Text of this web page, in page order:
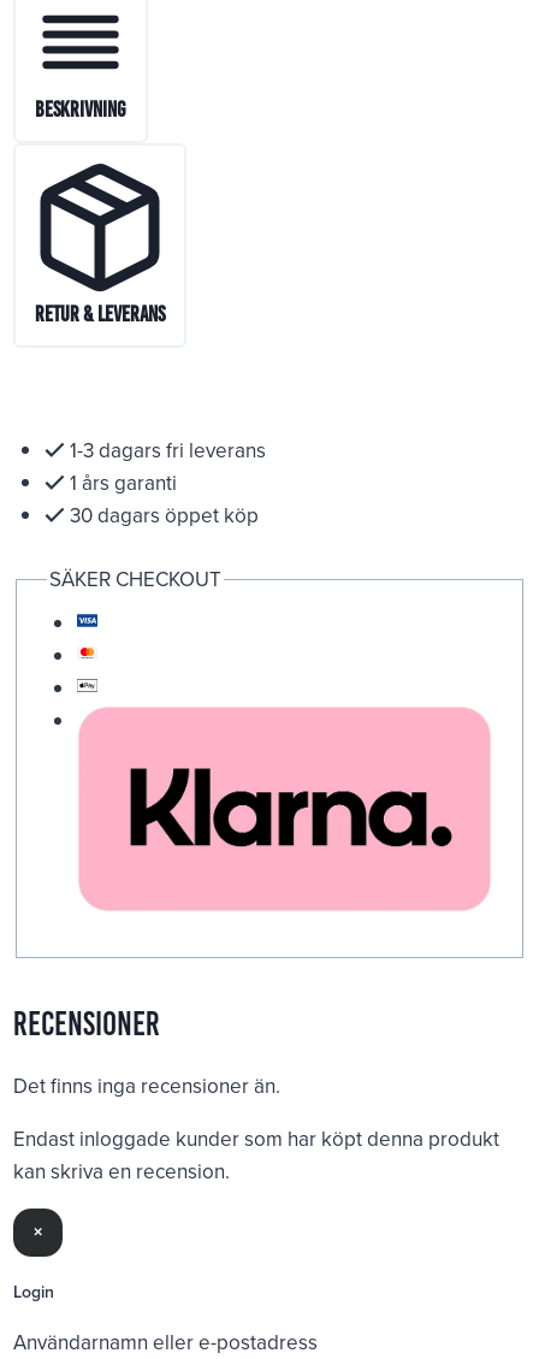
Beskrivning
Retur & Leverans
1-3 dagars fri leverans
1 års garanti
30 dagars öppet köp
SÄKER CHECKOUT
Recensioner
Det finns inga recensioner än.
Endast inloggade kunder som har köpt denna produkt
kan skriva en recension.
×
Login
Användarnamn eller e-postadress